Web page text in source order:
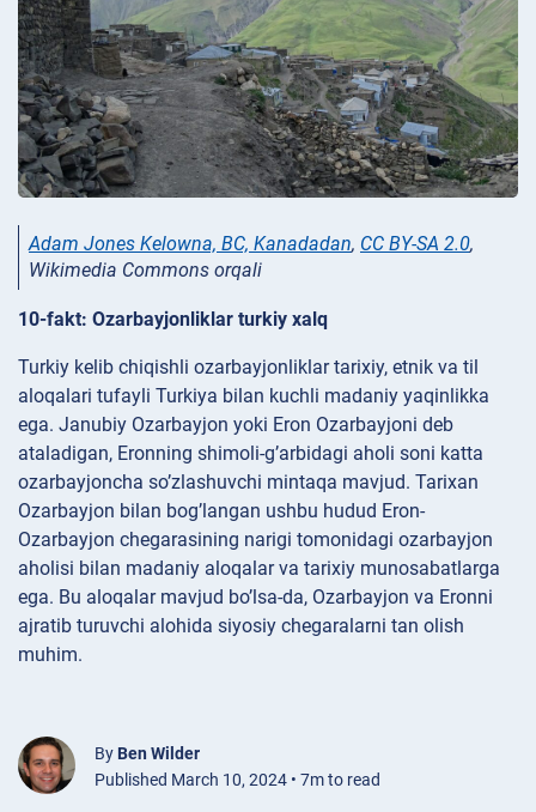
Adam Jones Kelowna, BC, Kanadadan, CC BY-SA 2.0,
Wikimedia Commons orqali
10-fakt: Ozarbayjonliklar turkiy xalq
Turkiy kelib chiqishli ozarbayjonliklar tarixiy, etnik va til
aloqalari tufayli Turkiya bilan kuchli madaniy yaqinlikka
ega. Janubiy Ozarbayjon yoki Eron Ozarbayjoni deb
ataladigan, Eronning shimoli-g’arbidagi aholi soni katta
ozarbayjoncha so’zlashuvchi mintaqa mavjud. Tarixan
Ozarbayjon bilan bog’langan ushbu hudud Eron-
Ozarbayjon chegarasining narigi tomonidagi ozarbayjon
aholisi bilan madaniy aloqalar va tarixiy munosabatlarga
ega. Bu aloqalar mavjud bo’lsa-da, Ozarbayjon va Eronni
ajratib turuvchi alohida siyosiy chegaralarni tan olish
muhim.
By Ben Wilder
Published March 10, 2024 • 7m to read